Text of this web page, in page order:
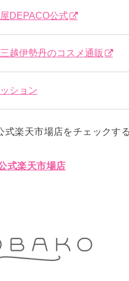
DEPACO公式
越伊勢丹のコスメ通販
ション
式楽天市場店をチェックす
式楽天市場店